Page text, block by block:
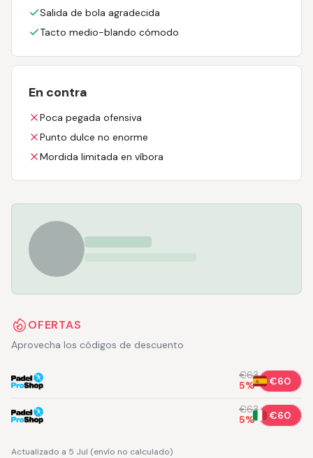
Salida de bola agradecida
Tacto medio-blando cómodo
En contra
Poca pegada ofensiva
Punto dulce no enorme
Mordida limitada en víbora
OFERTAS
Aprovecha los códigos de descuento
€63
5% €60
€63
5% €60
Actualizado a 5 Jul (envío no calculado)